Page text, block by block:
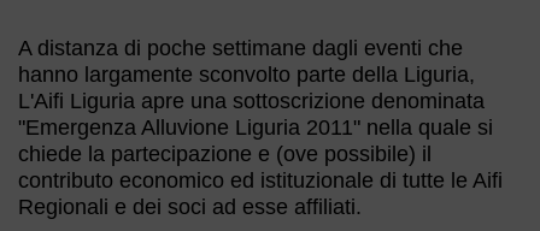
A distanza di poche settimane dagli eventi che
hanno largamente sconvolto parte della Liguria,
L'Aifi Liguria apre una sottoscrizione denominata
"Emergenza Alluvione Liguria 2011" nella quale si
chiede la partecipazione e (ove possibile) il
contributo economico ed istituzionale di tutte le Aifi
Regionali e dei soci ad esse affiliati.